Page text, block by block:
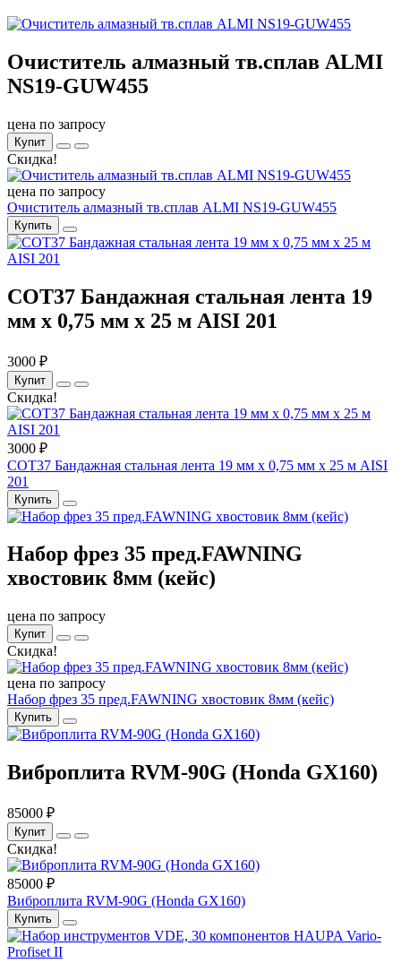
Очиститель алмазный тв.сплав ALMI
NS19-GUW455
цена по запросу
Купит
Скидка!
цена по запросу
Очиститель алмазный тв.сплав ALMI NS19-GUW455
Купить
COT37 Бандажная стальная лента 19
мм x 0,75 мм x 25 м AISI 201
3000 ₽
Купит
Скидка!
3000 ₽
COT37 Бандажная стальная лента 19 мм x 0,75 мм x 25 м AISI
201
Купить
Набор фрез 35 пред.FAWNING
хвостовик 8мм (кейс)
цена по запросу
Купит
Скидка!
цена по запросу
Набор фрез 35 пред.FAWNING хвостовик 8мм (кейс)
Купить
Виброплита RVM-90G (Honda GX160)
85000 ₽
Купит
Скидка!
85000 ₽
Виброплита RVM-90G (Honda GX160)
Купить